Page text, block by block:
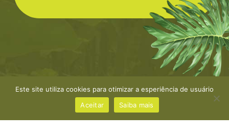
©Greenbond | site porNaçãoDesign |Política de
privacidade
Este site utiliza cookies para otimizar a esperiência de usuário
Aceitar
Saiba mais